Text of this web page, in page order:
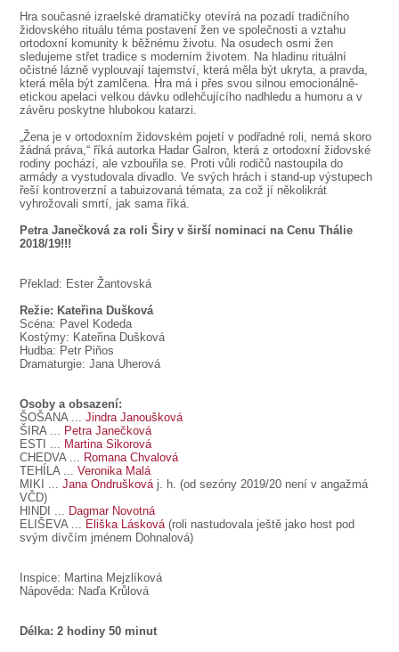
Hra současné izraelské dramatičky otevírá na pozadí tradičního
židovského rituálu téma postavení žen ve společnosti a vztahu
ortodoxní komunity k běžnému životu. Na osudech osmi žen
sledujeme střet tradice s moderním životem. Na hladinu rituální
očistné lázně vyplouvají tajemství, která měla být ukryta, a pravda,
která měla být zamlčena. Hra má i přes svou silnou emocionálně-
etickou apelaci velkou dávku odlehčujícího nadhledu a humoru a v
závěru poskytne hlubokou katarzi.
„Žena je v ortodoxním židovském pojetí v podřadné roli, nemá skoro
žádná práva,“ říká autorka Hadar Galron, která z ortodoxní židovské
rodiny pochází, ale vzbouřila se. Proti vůli rodičů nastoupila do
armády a vystudovala divadlo. Ve svých hrách i stand-up výstupech
řeší kontroverzní a tabuizovaná témata, za což jí několikrát
vyhrožovali smrtí, jak sama říká.
Petra Janečková za roli Širy v širší nominaci na Cenu Thálie
2018/19!!!
Překlad: Ester Žantovská
Režie: Kateřina Dušková
Scéna: Pavel Kodeda
Kostýmy: Kateřina Dušková
Hudba: Petr Piňos
Dramaturgie: Jana Uherová
Osoby a obsazení:
ŠOŠANA...Jindra Janoušková
ŠIRA... Petra Janečková
ESTI ... Martina Sikorová
CHEDVA... Romana Chvalová
TEHÍLA...Veronika Malá
MIKI ...Jana Ondruškováj. h. (od sezóny 2019/20 není v angažmá
VČD)
HINDI ... Dagmar Novotná
ELIŠEVA ... Eliška Lásková(roli nastudovala ještě jako host pod
svým dívčím jménem Dohnalová)
Inspice: Martina Mejzlíková
Nápověda: Naďa Krůlová
Délka: 2 hodiny 50 minut